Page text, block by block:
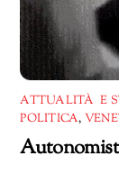
ATTUALITÀ E
POLITICA,